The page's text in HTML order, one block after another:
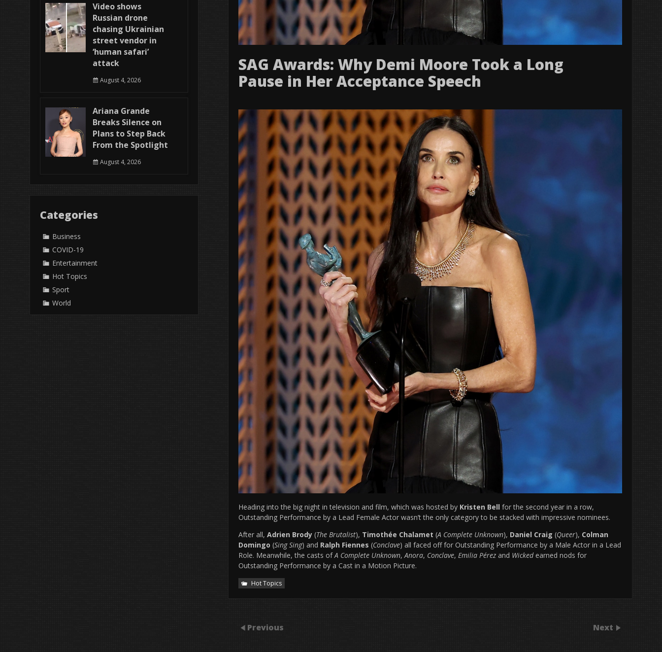
SAG Awards: Why Demi Moore Took a Long
Pause in Her Acceptance Speech
Heading into the big night in television and film, which was hosted by Kristen Bell for the second year in a row,
Outstanding Performance by a Lead Female Actor wasn’t the only category to be stacked with impressive nominees.
After all,Adrien Brody(The Brutalist), Timothée Chalamet (A Complete Unknown), Daniel Craig (Queer), Colman
Domingo (Sing Sing) and Ralph Fiennes (Conclave) all faced off for Outstanding Performance by a Male Actor in a Lead
Role. Meanwhile, the casts ofA Complete Unknown,Anora, Conclave, Emilia Pérez and Wickedearned nods for
Outstanding Performance by a Cast in a Motion Picture.
Hot Topics
Previous Next
Video shows
Russian drone
chasing Ukrainian
street vendor in
‘human safari’
attack
August 4, 2026
Ariana Grande
Breaks Silence on
Plans to Step Back
From the Spotlight
August 4, 2026
Categories
Business
COVID-19
Entertainment
Hot Topics
Sport
World